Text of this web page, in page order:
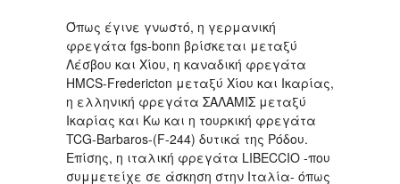
Όπως έγινε γνωστό, η γερμανική
φρεγάτα fgs-bonn βρίσκεται μεταξύ
Λέσβου και Χίου, η καναδική φρεγάτα
HMCS-Fredericton μεταξύ Χίου και Ικαρίας,
η ελληνική φρεγάτα ΣΑΛΑΜΙΣ μεταξύ
Ικαρίας και Κω και η τουρκική φρεγάτα
TCG-Barbaros-(F-244) δυτικά της Ρόδου.
Επίσης, η ιταλική φρεγάτα LIBECCIO -που
συμμετείχε σε άσκηση στην Ιταλία- όπως